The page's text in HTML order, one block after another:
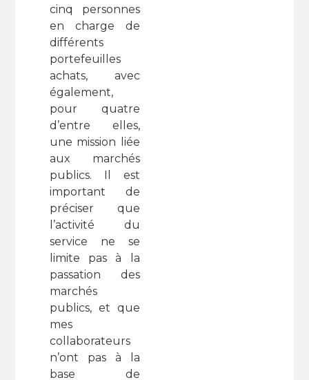
cinq personnes
en charge de
différents
portefeuilles
achats, avec
également,
pour quatre
d’entre elles,
une mission liée
aux marchés
publics. Il est
important de
préciser que
l’activité du
service ne se
limite pas à la
passation des
marchés
publics, et que
mes
collaborateurs
n’ont pas à la
base de